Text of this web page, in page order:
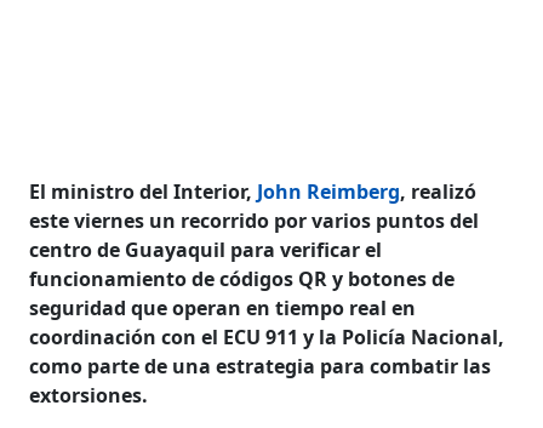
El ministro del Interior, John Reimberg, realizó
este viernes un recorrido por varios puntos del
centro de Guayaquil para verificar el
funcionamiento de códigos QR y botones de
seguridad que operan en tiempo real en
coordinación con el ECU 911 y la Policía Nacional,
como parte de una estrategia para combatir las
extorsiones.